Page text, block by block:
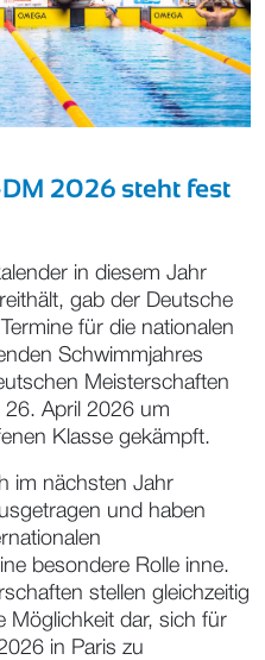
2026 steht fest
in diesem Jahr
gab der Deutsche
für die nationalen
Schwimmjahres
Meisterschaften
April 2026 um
Klasse gekämpft.
im nächsten Jahr
und haben
besondere Rolle inne.
stellen gleichzeitig
Möglichkeit dar, sich für
in Paris zu